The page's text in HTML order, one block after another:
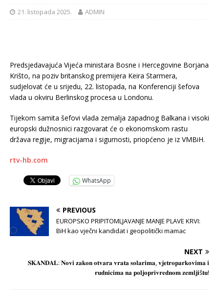
21. listopada 2025. ADMIN
Predsjedavajuća Vijeća ministara Bosne i Hercegovine Borjana
Krišto, na poziv britanskog premijera Keira Starmera,
sudjelovat će u srijedu, 22. listopada, na Konferenciji šefova
vlada u okviru Berlinskog procesa u Londonu.
Tijekom samita šefovi vlada zemalja zapadnog Balkana i visoki
europski dužnosnici razgovarat će o ekonomskom rastu
država regije, migracijama i sigurnosti, priopćeno je iz VMBiH.
rtv-hb.com
WhatsApp
PREVIOUS
EUROPSKO PRIPITOMLJAVANJE MANJE PLAVE KRVI:
BiH kao vječni kandidat i geopolitički mamac
NEXT
𝐒𝐊𝐀𝐍𝐃𝐀𝐋: 𝐍𝐨𝐯𝐢 𝐳𝐚𝐤𝐨𝐧 𝐨𝐭𝐯𝐚𝐫𝐚 𝐯𝐫𝐚𝐭𝐚 𝐬𝐨𝐥𝐚𝐫𝐢𝐦𝐚, 𝐯𝐣𝐞𝐭𝐫𝐨𝐩𝐚𝐫𝐤𝐨𝐯𝐢𝐦𝐚 𝐢
𝐫𝐮𝐝𝐧𝐢𝐜𝐢𝐦𝐚 𝐧𝐚 𝐩𝐨𝐥𝐣𝐨𝐩𝐫𝐢𝐯𝐫𝐞𝐝𝐧𝐨𝐦 𝐳𝐞𝐦𝐥𝐣𝐢š𝐭𝐮!⁣